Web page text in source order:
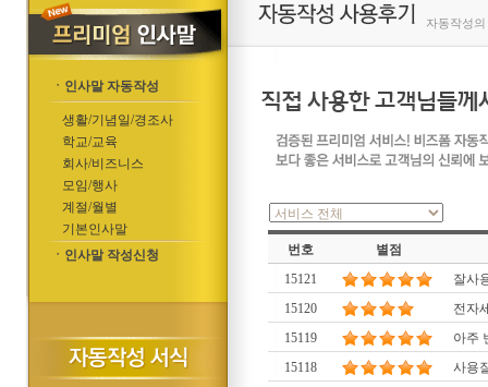
ㆍ인사말 자동작성
생활/기념일/경조사
학교/교육
회사/비즈니스
모임/행사
계절/월별
기본인사말
ㆍ인사말 작성신청
자동작성
번호
별점
15121
잘사
15120
전자
15119
아주
15118
사용